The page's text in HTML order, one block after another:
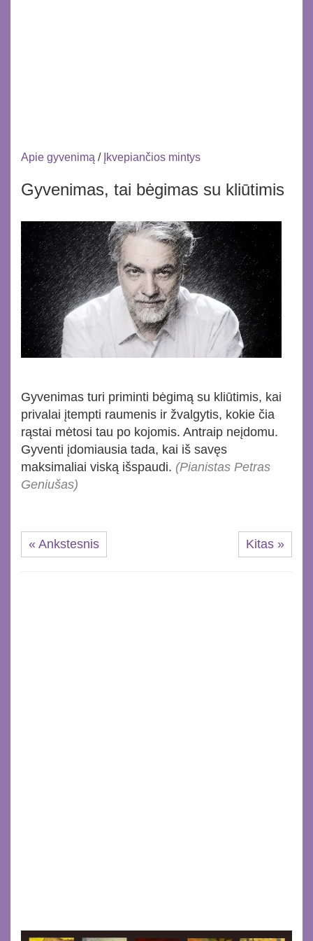
Apie gyvenimą / Įkvepiančios mintys
Gyvenimas, tai bėgimas su kliūtimis
Gyvenimas turi priminti bėgimą su kliūtimis, kai
privalai įtempti raumenis ir žvalgytis, kokie čia
rąstai mėtosi tau po kojomis. Antraip neįdomu.
Gyventi įdomiausia tada, kai iš savęs
maksimaliai viską išspaudi. (Pianistas Petras
Geniušas)
« Ankstesnis Kitas »